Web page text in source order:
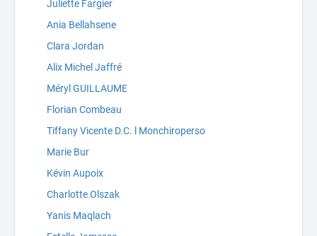
Juliette Fargier
Ania Bellahsene
Clara Jordan
Alix Michel Jaffré
Méryl GUILLAUME
Florian Combeau
Tiffany Vicente D.C. l Monchiroperso
Marie Bur
Kévin Aupoix
Charlotte Olszak
Yanis Maqlach